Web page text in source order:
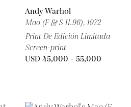
Andy Warhol
Mao (F & S II.96), 1972
Print De Edición Limitada
Screen-print
USD 45,000 - 55,000